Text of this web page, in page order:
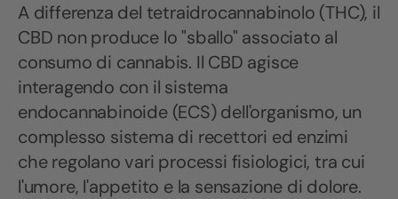
A differenza del tetraidrocannabinolo (THC), il
CBD non produce lo "sballo" associato al
consumo di cannabis. Il CBD agisce
interagendo con il sistema
endocannabinoide (ECS) dell'organismo, un
complesso sistema di recettori ed enzimi
che regolano vari processi fisiologici, tra cui
l'umore, l'appetito e la sensazione di dolore.